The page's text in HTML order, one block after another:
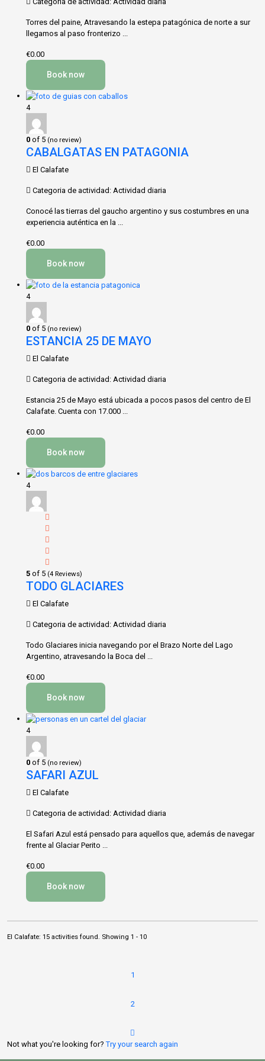
Torres del paine, Atravesando la estepa patagónica de norte a sur
llegamos al paso fronterizo ...
€0.00
Book now
4
0 of 5 (no review)
CABALGATAS EN PATAGONIA
El Calafate
Categoria de actividad: Actividad diaria
Conocé las tierras del gaucho argentino y sus costumbres en una
experiencia auténtica en la ...
€0.00
Book now
4
0 of 5 (no review)
ESTANCIA 25 DE MAYO
El Calafate
Categoria de actividad: Actividad diaria
Estancia 25 de Mayo está ubicada a pocos pasos del centro de El
Calafate. Cuenta con 17.000 ...
€0.00
Book now
4
5 of 5 (4 Reviews)
TODO GLACIARES
El Calafate
Categoria de actividad: Actividad diaria
Todo Glaciares inicia navegando por el Brazo Norte del Lago
Argentino, atravesando la Boca del ...
€0.00
Book now
4
0 of 5 (no review)
SAFARI AZUL
El Calafate
Categoria de actividad: Actividad diaria
El Safari Azul está pensado para aquellos que, además de navegar
frente al Glaciar Perito ...
€0.00
Book now
El Calafate: 15 activities found. Showing 1 - 10
1
2
Not what you're looking for?Try your search again